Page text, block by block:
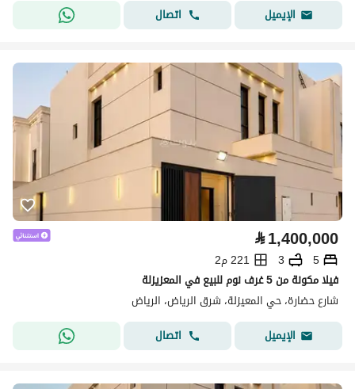
الإيميل اتصال
⃁1,400,000
5
3
221 م2
فيلا مكونة من 5 غرف نوم للبيع في المعزيزلة
شارع حضارة، حي المعيزلة، شرق الرياض، الرياض
الإيميل
اتصال